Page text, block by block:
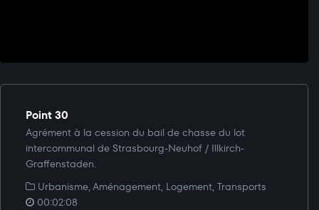
Point 30
Agrément à la cession du bail de chasse du lot
intercommunal de Strasbourg-Neuhof / Illkirch-
Graffenstaden.
Urbanisme, Aménagement, Logement, Transports
00:02:08